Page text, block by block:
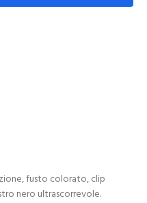
fusto colorato, clip
nero ultrascorrevole.